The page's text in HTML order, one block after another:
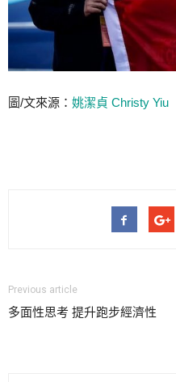
圖/文來源： 姚潔貞 Christy Yiu
Previous article
多面性思考 提升跑步經濟性